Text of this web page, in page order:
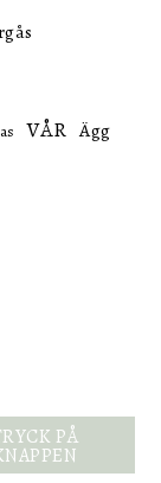
VÅR Ägg
PÅ